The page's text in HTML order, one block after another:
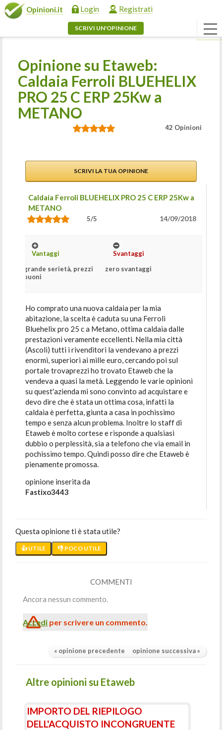
Opinioni.it Login Registrati
SCRIVI UN'OPINIONE
Opinione su Etaweb:
Caldaia Ferroli BLUEHELIX
PRO 25 C ERP 25Kw a
METANO
42 Opinioni
SCRIVI LA TUA OPINIONE
Caldaia Ferroli BLUEHELIX PRO 25 C ERP 25Kw a
METANO
5/5 14/09/2018
Vantaggi
grande serietà, prezzi
buoni
Svantaggi
zero svantaggi
Ho comprato una nuova caldaia per la mia
abitazione, la scelta è caduta su una Ferroli
Bluehelix pro 25 c a Metano, ottima caldaia dalle
prestazioni veramente eccellenti. Nella mia città
(Ascoli) tutti i rivenditori la vendevano a prezzi
enormi, superiori ai mille euro, cercando poi sul
portale trovaprezzi ho trovato Etaweb che la
vendeva a quasi la metà. Leggendo le varie opinioni
su quest'azienda mi sono convinto ad acquistare e
devo dire che è stata un ottima cosa, infatti la
caldaia è perfetta, giunta a casa in pochissimo
tempo e senza alcun problema. Inoltre lo staff di
Etaweb è molto cortese e risponde a qualsiasi
dubbio o perplessità, sia a telefono che via email in
pochissimo tempo. Quindi posso dire che Etaweb è
pienamente promossa.
opinione inserita da
Fastixo3443
Questa opinione ti è stata utile?
👍 UTILE 👎 POCO UTILE
COMMENTI
Ancora nessun commento.
Accedi per scrivere un commento.
« opinione precedente opinione successiva »
Altre opinioni su Etaweb
IMPORTO DEL RIEPILOGO
DELL'ACQUISTO INCONGRUENTE